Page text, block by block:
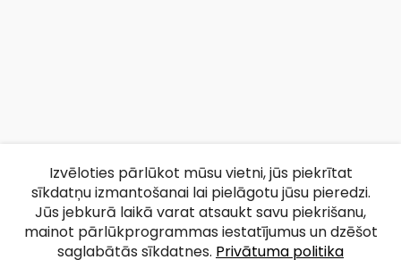
Izvēloties pārlūkot mūsu vietni, jūs piekrītat
sīkdatņu izmantošanai lai pielāgotu jūsu pieredzi.
Jūs jebkurā laikā varat atsaukt savu piekrišanu,
mainot pārlūkprogrammas iestatījumus un dzēšot
saglabātās sīkdatnes. Privātuma politika